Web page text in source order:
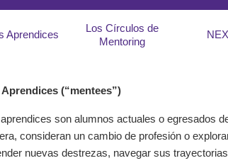
Aprendices
Los Círculos de
Mentoring
(“mentees”)
son alumnos actuales o egresados
consideran un cambio de profesión o
nuevas destrezas, navegar sus